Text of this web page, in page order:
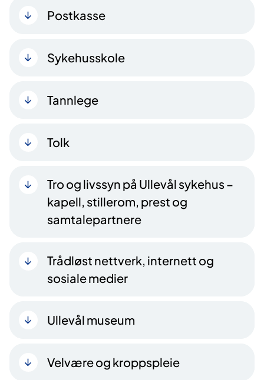
Postkasse
Sykehusskole
Tannlege
Tolk
Tro og livssyn på Ullevål sykehus –
kapell, stillerom, prest og
samtalepartnere
Trådløst nettverk, internett og
sosiale medier
Ullevål museum
Velvære og kroppspleie